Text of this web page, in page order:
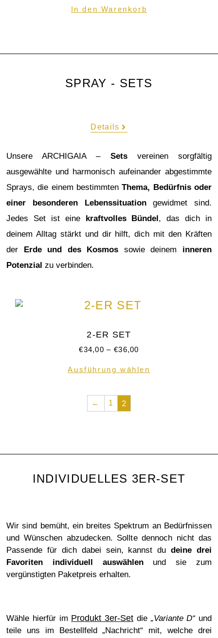
In den Warenkorb
SPRAY - SETS
Details
Unsere ARCHIGAIA –Setsvereinen sorgfältig
ausgewählte und harmonisch aufeinander abgestimmte
Sprays, die einem bestimmtenThema, Bedürfnis oder
einer besonderen Lebenssituationgewidmet sind.
Jedes Set ist eine kraftvolles Bündel, das dich in
deinem Alltag stärkt und dir hilft, dich mit den Kräften
der Erde und des Kosmos sowie deinem inneren
Potenzial zu verbinden.
2-ER SET
€34,00 – €36,00
Ausführung wählen
← 1 2
INDIVIDUELLES 3ER-SET
Wir sind bemüht, ein breites Spektrum an Bedürfnissen
und Wünschen abzudecken. Sollte dennoch nicht das
Passende für dich dabei sein, kannst dudeine drei
Favoriten individuell auswählenund sie zum
vergünstigten Paketpreis erhalten.
Wähle hierfür im Produkt 3er-Set die „Variante D“und
teile uns im Bestellfeld „Nachricht“ mit, welche drei